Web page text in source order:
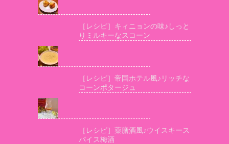
［レシピ］キィニョンの味♪しっと
りミルキーなスコーン
［レシピ］帝国ホテル風♪リッチな
コーンポタージュ
［レシピ］薬膳酒風♪ウイスキース
パイス梅酒